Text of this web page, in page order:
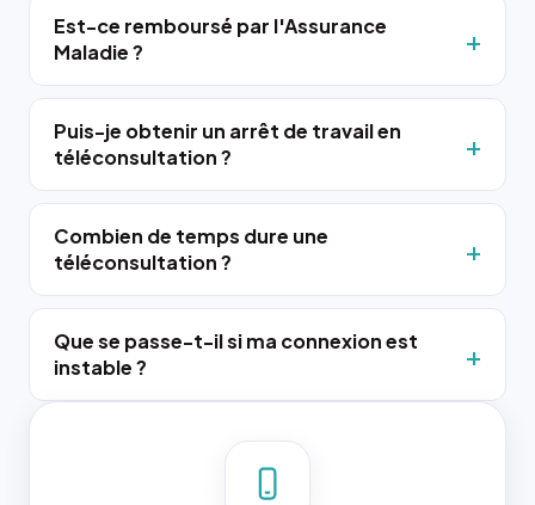
Est-ce remboursé par l'Assurance
Maladie ?
Puis-je obtenir un arrêt de travail en
téléconsultation ?
Combien de temps dure une
téléconsultation ?
Que se passe-t-il si ma connexion est
instable ?